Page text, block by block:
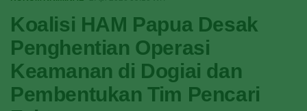
Koalisi HAM Papua Desak
Penghentian Operasi
Keamanan di Dogiai dan
Pembentukan Tim Pencari